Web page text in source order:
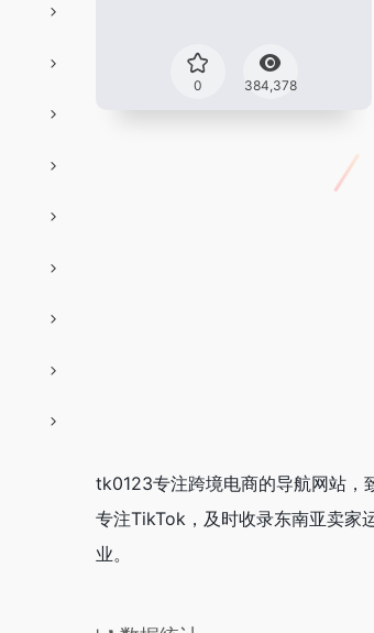
0 384,378
tk0123专注跨境电商的导航网站，
专注TikTok，及时收录东南亚卖家
业。